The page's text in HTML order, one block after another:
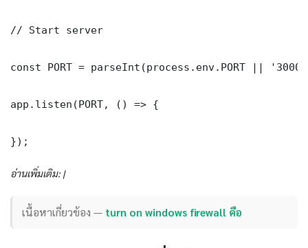
// Start server
const PORT = parseInt(process.env.PORT ||
app.listen(PORT, () => {
});
อ่านเพิ่มเติม: |
เนื้อหาเกี่ยวข้อง — turn on windows firewall คือ